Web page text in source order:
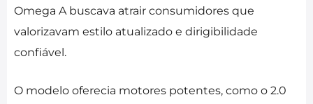
Omega A buscava atrair consumidores que
valorizavam estilo atualizado e dirigibilidade
confiável.
O modelo oferecia motores potentes, como o 2.0